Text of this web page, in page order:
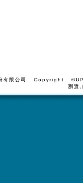
份有限公司 Copyright
瀏